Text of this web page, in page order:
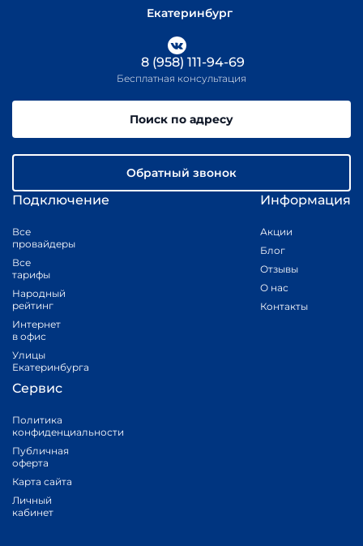
Екатеринбург
Подключение
Все
провайдеры
Все
тарифы
Народный
рейтинг
Интернет
в офис
Улицы
Екатеринбурга
Информация
Акции
Блог
Отзывы
О нас
Контакты
Сервис
Политика
конфиденциальности
Публичная
оферта
Карта сайта
Личный
кабинет
8 (958) 111-94-69
Бесплатная консультация
Поиск по адресу
Обратный звонок